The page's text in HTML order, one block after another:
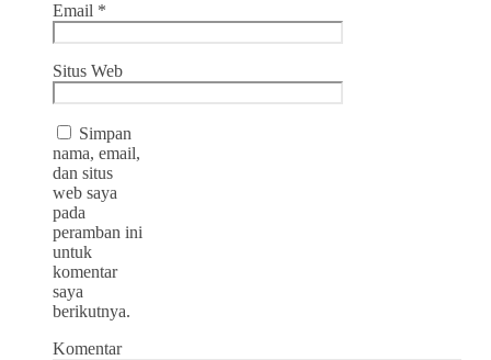
Email *
Situs Web
Simpan
nama, email,
dan situs
web saya
pada
peramban ini
untuk
komentar
saya
berikutnya.
Komentar